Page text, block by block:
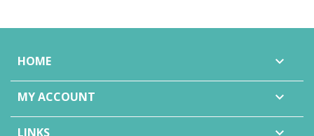
HOME 
MY ACCOUNT 
LINKS